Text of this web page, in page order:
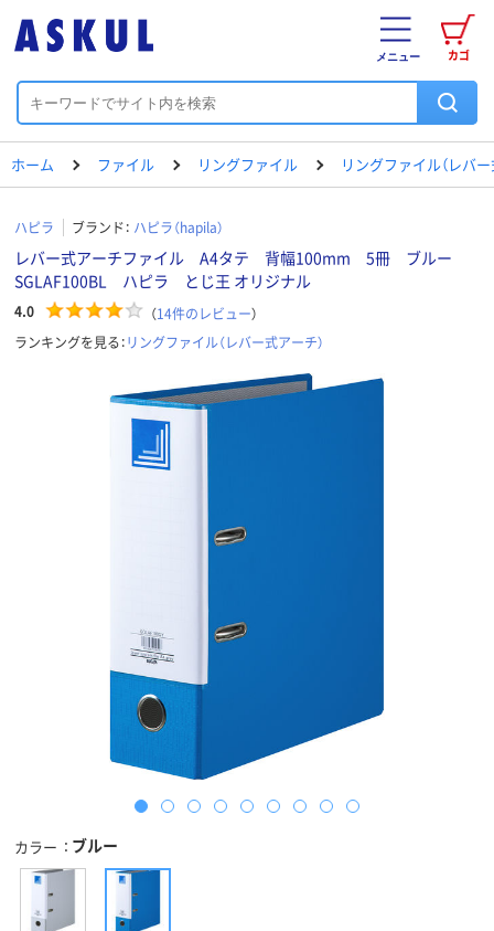
カゴ
メニュー
ホーム ファイル リングファイル リングファイル（レバー
ハピラ ブランド： ハピラ（hapila）
レバー式アーチファイル A4タテ 背幅100mm 5冊 ブルー
SGLAF100BL ハピラ とじ王 オリジナル
4.0 （14件のレビュー）
ランキングを見る：リングファイル（レバー式アーチ）
カラー ブルー